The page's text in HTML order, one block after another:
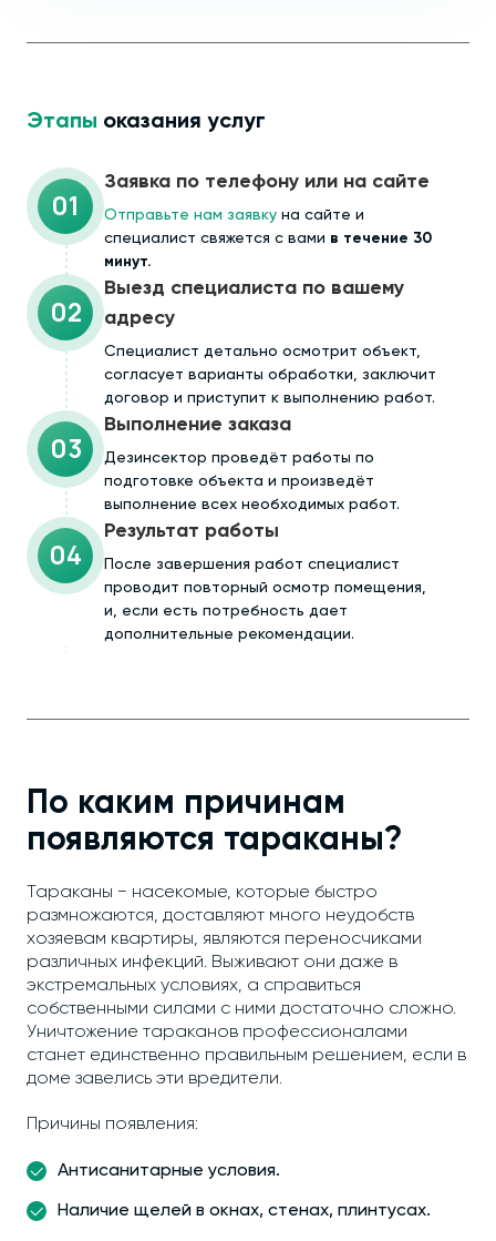
Этапы оказания услуг
01
Заявка по телефону или на сайте
Отправьте нам заявку на сайте и
специалист свяжется с вами в течение 30
минут.
02
Выезд специалиста по вашему
адресу
Cпециалист детально осмотрит объект,
согласует варианты обработки, заключит
договор и приступит к выполнению работ.
03
Выполнение заказа
Дезинсектор проведёт работы по
подготовке объекта и произведёт
выполнение всех необходимых работ.
04
Результат работы
После завершения работ специалист
проводит повторный осмотр помещения,
и, если есть потребность дает
дополнительные рекомендации.
По каким причинам
появляются тараканы?
Тараканы − насекомые, которые быстро
размножаются, доставляют много неудобств
хозяевам квартиры, являются переносчиками
различных инфекций. Выживают они даже в
экстремальных условиях, а справиться
собственными силами с ними достаточно сложно.
Уничтожение тараканов профессионалами
станет единственно правильным решением, если в
доме завелись эти вредители.
Причины появления:
Антисанитарные условия.
Наличие щелей в окнах, стенах, плинтусах.